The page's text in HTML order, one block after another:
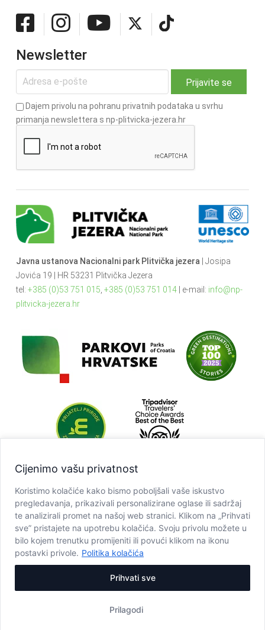
Cijenimo vašu privatnost
Koristimo kolačiće kako bismo poboljšali vaše iskustvo
pregledavanja, prikazivali personalizirane oglase ili sadržaj
te analizirali promet na našoj web stranici. Klikom na „Prihvati
sve” pristajete na upotrebu kolačića. Svoju privolu možete u
bilo kojem trenutku promijeniti ili povući klikom na ikonu
postavki privole. Politika kolačića
Prilagodi
Prihvati sve
Newsletter
Dajem privolu na pohranu privatnih podataka u svrhu
primanja newslettera s np-plitvicka-jezera.hr
Javna ustanova Nacionalni park Plitvička jezera | Josipa
Jovića 19 | HR 53231 Plitvička Jezera
tel: +385 (0)53 751 015 +385 (0)53 751 014| e-mail: info@np-
plitvicka-jezera.hr
Copyright © JU NP Plitvička jezera, 2025.